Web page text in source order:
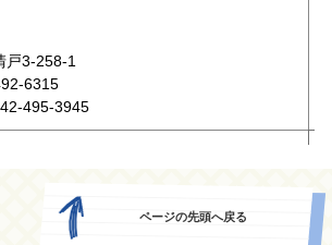
戸3-258-1
6315
495-3945
ページの先頭へ戻る